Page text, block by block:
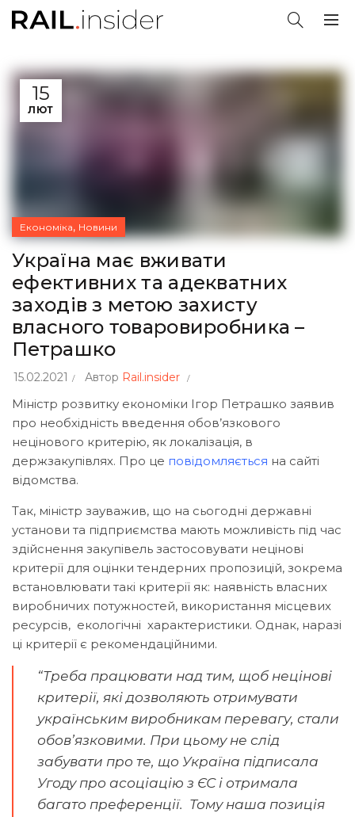
15
ЛЮТ
Економіка, Новини
Україна має вживати
ефективних та адекватних
заходів з метою захисту
власного товаровиробника –
Петрашко
15.02.2021 Автор Rail.insider
Міністр розвитку економіки Ігор Петрашко заявив
про необхідність введення обов’язкового
нецінового критерію, як локалізація, в
держзакупівлях. Про це повідомляється на сайті
відомства.
Так, міністр зауважив, що на сьогодні державні
установи та підприємства мають можливість під час
здійснення закупівель застосовувати нецінові
критерії для оцінки тендерних пропозицій, зокрема
встановлювати такі критерії як: наявність власних
виробничих потужностей, використання місцевих
ресурсів, екологічні характеристики. Однак, наразі
ці критерії є рекомендаційними.
“Треба працювати над тим, щоб нецінові
критерії, які дозволяють отримувати
українським виробникам перевагу, стали
обов’язковими. При цьому не слід
забувати про те, що Україна підписала
Угоду про асоціацію з ЄС і отримала
багато преференції. Тому наша позиція